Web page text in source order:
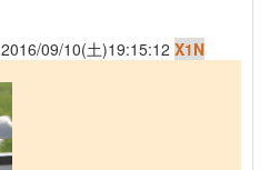
2016/09/10(土)19:15:12 X1N